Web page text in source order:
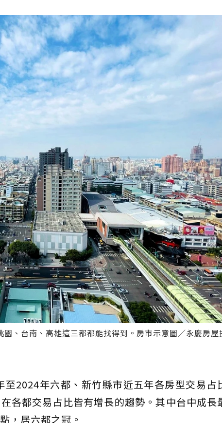
、台南、高雄這三都都能找得到。房市示意圖／永慶房屋
2024年六都、新竹縣市近五年各房型交易占
各都交易占比皆有增長的趨勢。其中台中成長
，居六都之冠。